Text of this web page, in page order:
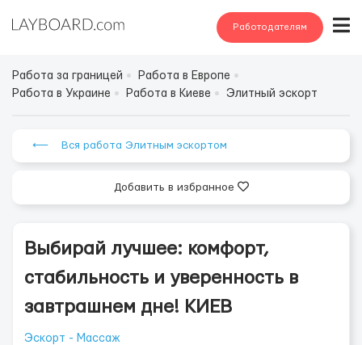
Работодателям
Работа за границей
Работа в Европе
Работа в Украине
Работа в Киеве Элитный эскорт
⟵ Вся работа Элитным эскортом
Добавить в избранное
Выбирай лучшее: комфорт,
стабильность и уверенность в
завтрашнем дне! КИЕВ
Эскорт - Массаж